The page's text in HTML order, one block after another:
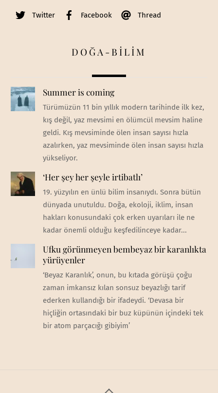
Twitter Facebook Thread
DOĞA-BİLİM
Summer is coming
Türümüzün 11 bin yıllık modern tarihinde ilk kez,
kış değil, yaz mevsimi en ölümcül mevsim haline
geldi. Kış mevsiminde ölen insan sayısı hızla
azalırken, yaz mevsiminde ölen insan sayısı hızla
yükseliyor.
‘Her şey her şeyle irtibatlı’
19. yüzyılın en ünlü bilim insanıydı. Sonra bütün
dünyada unutuldu. Doğa, ekoloji, iklim, insan
hakları konusundaki çok erken uyarıları ile ne
kadar önemli olduğu keşfedilinceye kadar...
Ufku görünmeyen bembeyaz bir karanlıkta
yürüyenler
‘Beyaz Karanlık’, onun, bu kıtada görüşü çoğu
zaman imkansız kılan sonsuz beyazlığı tarif
ederken kullandığı bir ifadeydi. ‘Devasa bir
hiçliğin ortasındaki bir buz küpünün içindeki tek
bir atom parçacığı gibiyim’